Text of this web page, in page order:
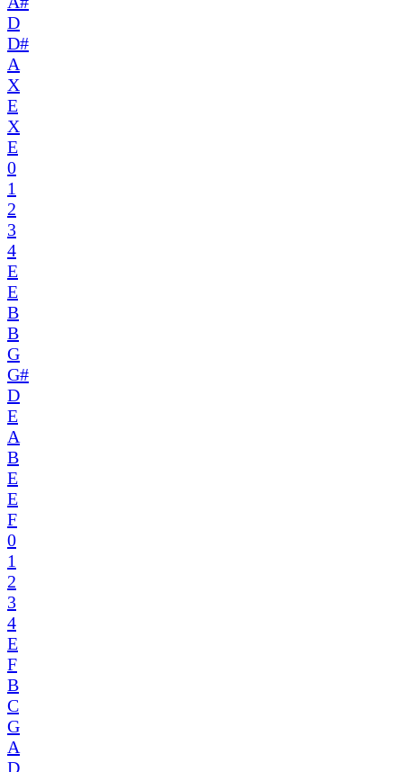
D
D#
A
X
E
X
E
0
1
2
3
4
E
E
B
B
G
G#
D
E
A
B
E
E
F
0
1
2
3
4
E
F
B
C
G
A
D